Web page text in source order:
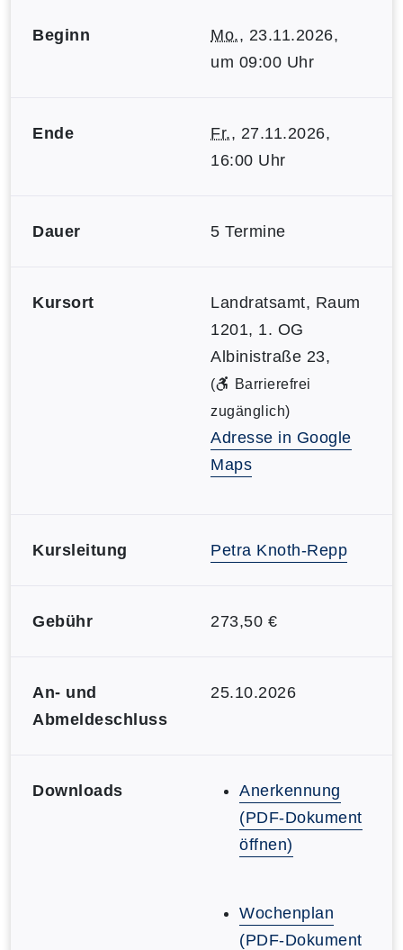
Beginn Mo., 23.11.2026,
um 09:00 Uhr
Ende Fr., 27.11.2026,
16:00 Uhr
Dauer 5 Termine
Kursort
Landratsamt, Raum
1201, 1. OG
Albinistraße 23,
(
Barrierefrei
zugänglich)
Adresse in Google
Maps
Kursleitung Petra Knoth-Repp
Gebühr 273,50 €
An- und
Abmeldeschluss
25.10.2026
Downloads
Anerkennung
(PDF-Dokument
öffnen)
Wochenplan
(PDF-Dokument